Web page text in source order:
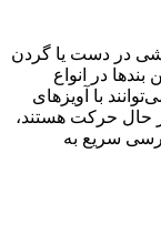
در دست یا گردن
در انواع
با آویزهای
حال حرکت هستند،
سریع به